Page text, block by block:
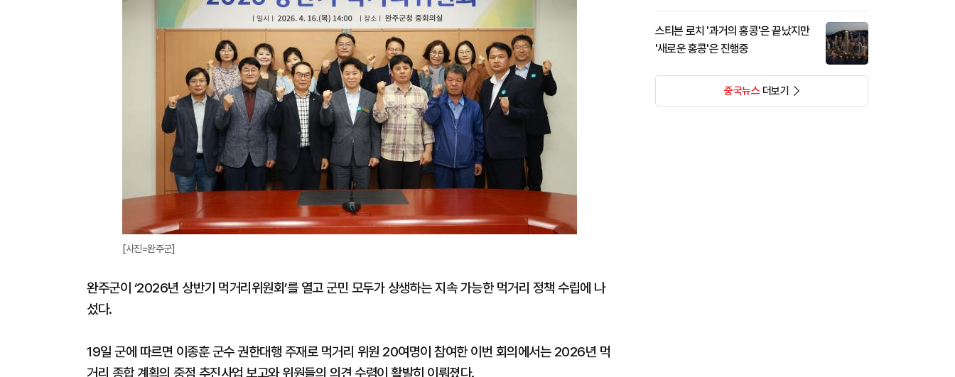
[사진=완주군]
​​​​​​​완주군이 ‘2026년 상반기 먹거리위원회’를 열고 군민 모두가 상생하는 지속 가능한 먹거리 정책 수립에 나
섰다.
19일 군에 따르면 이종훈 군수 권한대행 주재로 먹거리 위원 20여명이 참여한 이번 회의에서는 2026년 먹
거리 종합 계획의 중점 추진사업 보고와 위원들의 의견 수렴이 활발히 이뤄졌다.
스티븐 로치 '과거의 홍콩'은 끝났지만
'새로운 홍콩'은 진행중
중국뉴스더보기